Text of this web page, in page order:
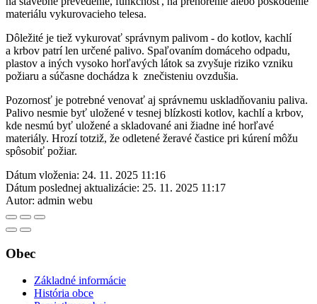
materiálu vykurovacieho telesa.
Dôležité je tiež vykurovať správnym palivom - do kotlov, kachlí
a krbov patrí len určené palivo. Spaľovaním domáceho odpadu,
plastov a iných vysoko horľavých látok sa zvyšuje riziko vzniku
požiaru a súčasne dochádza k znečisteniu ovzdušia.
Pozornosť je potrebné venovať aj správnemu uskladňovaniu paliva.
Palivo nesmie byť uložené v tesnej blízkosti kotlov, kachlí a krbov,
kde nesmú byť uložené a skladované ani žiadne iné horľavé
materiály. Hrozí totziž, že odletené žeravé častice pri kúrení môžu
spôsobiť požiar.
Dátum vloženia: 24. 11. 2025 11:16
Dátum poslednej aktualizácie: 25. 11. 2025 11:17
Autor: admin webu
Obec
Základné informácie
História obce